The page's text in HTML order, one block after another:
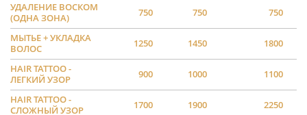
УДАЛЕНИЕ ВОСКОМ
(ОДНА ЗОНА)
750 750 750
МЫТЬЕ + УКЛАДКА
ВОЛОС
1250 1450 1800
HAIR TATTOO -
ЛЕГКИЙ УЗОР
900 1000 1100
HAIR TATTOO -
СЛОЖНЫЙ УЗОР
1700 1900 2250